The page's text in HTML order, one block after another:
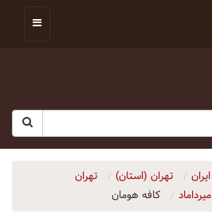
ایران تهران (استان)
تهران
میرداماد کافه هومان